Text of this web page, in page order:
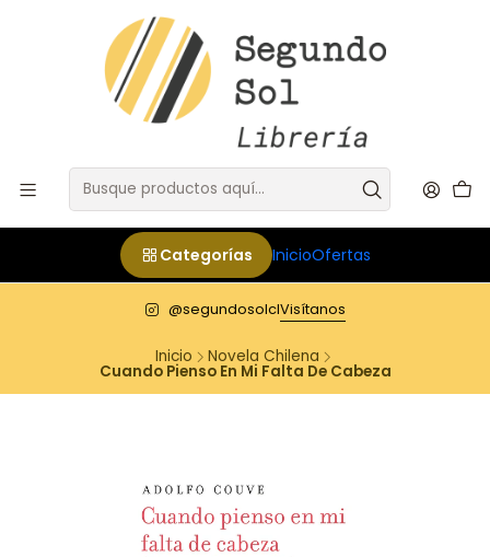
Categorías InicioOfertas
@segundosolclVisítanos
Inicio Novela Chilena
Cuando Pienso En Mi Falta De Cabeza